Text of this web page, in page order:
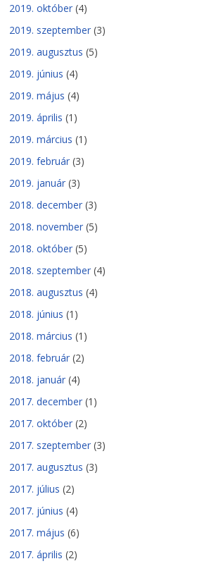
2019. október (4)
2019. szeptember (3)
2019. augusztus (5)
2019. június (4)
2019. május (4)
2019. április (1)
2019. március (1)
2019. február (3)
2019. január (3)
2018. december (3)
2018. november (5)
2018. október (5)
2018. szeptember (4)
2018. augusztus (4)
2018. június (1)
2018. március (1)
2018. február (2)
2018. január (4)
2017. december (1)
2017. október (2)
2017. szeptember (3)
2017. augusztus (3)
2017. július (2)
2017. június (4)
2017. május (6)
2017. április (2)